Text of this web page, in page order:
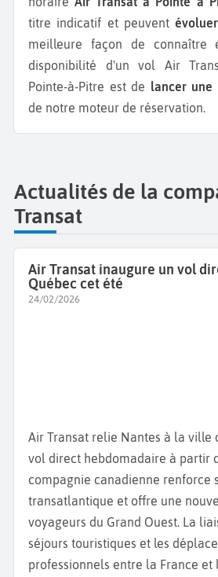
titre indicatif et peuvent
meilleure façon de
disponibilité d'un vol Air
Pointe-à-Pitre est de lancer une
de notre moteur de réservation.
Actualités de la
Transat
Air Transat inaugure un vol
Québec cet été
24/02/2026
Air Transat relie Nantes à la ville
vol direct hebdomadaire à partir
compagnie canadienne renforce
transatlantique et offre une
voyageurs du Grand Ouest. La
séjours touristiques et les
professionnels entre la France et